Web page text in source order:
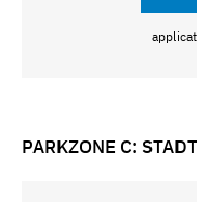
PARKZONE C: